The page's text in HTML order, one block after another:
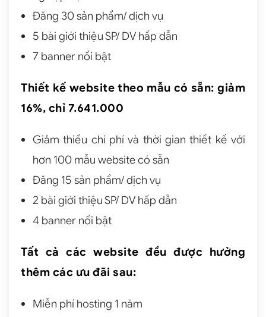
Đăng 30 sản phẩm/ dịch vụ
5 bài giới thiệu SP/ DV hấp dẫn
7 banner nổi bật
Thiết kế website theo mẫu có sẵn: giảm
16%, chỉ 7.641.000
Giảm thiểu chi phí và thời gian thiết kế với
hơn 100 mẫu website có sẵn
Đăng 15 sản phẩm/ dịch vụ
2 bài giới thiệu SP/ DV hấp dẫn
4 banner nổi bật
Tất cả các website đều được hưởng
thêm các ưu đãi sau:
Miễn phí hosting 1 năm